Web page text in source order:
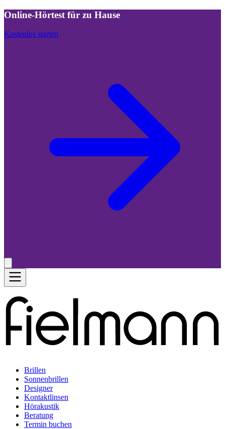
Online-Hörtest für zu Hause
Kostenlos starten
Brillen
Sonnenbrillen
Designer
Kontaktlinsen
Hörakustik
Beratung
Termin buchen